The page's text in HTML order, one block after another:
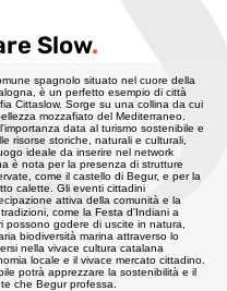
Slow.
spagnolo situato nel cuore della
è un perfetto esempio di città
Cittaslow. Sorge su una collina da cui
mozzafiato del Mediterraneo.
data al turismo sostenibile e
risorse storiche, naturali e culturali,
ideale da inserire nel network
è nota per la presenza di strutture
come il castello di Begur, e per la
calette. Gli eventi cittadini
attiva della comunità e la
come la Festa d'Indiani a
possono godere di uscite in natura,
biodiversità marina attraverso lo
nella vivace cultura catalana
locale e il vivace mercato cittadino.
potrà apprezzare la sostenibilità e il
che Begur professa.